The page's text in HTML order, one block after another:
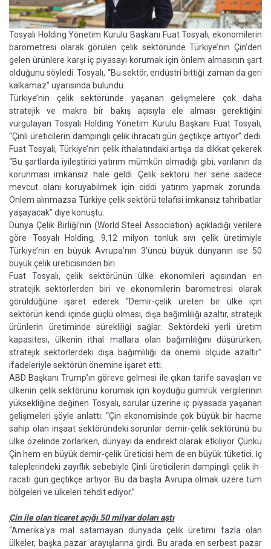
Tosyalı Holding Yönetim Kurulu Başkanı Fuat Tosyalı, ekonomilerin
barometresi olarak görülen çelik sektöründe Türkiye’nin Çin’den
gelen ürünlere karşı iç piyasayı korumak için önlem almasının şart
olduğunu söyledi. Tosyalı, “Bu sektör, endüstri bittiği zaman da geri
kalkamaz” uyarısında bulundu.
Türkiye’nin çelik sektörün­de yaşanan gelişmelere çok daha
stratejik ve makro bir bakış açısıyla ele alması gerektiği­ni
vurgulayan Tosyalı Holding Yö­netim Kurulu Başkanı Fuat Tos­yalı,
“Çinli üreticilerin dampingli çelik ihracatı gün geçtikçe artıyor” dedi.
Fuat Tosyalı, Türkiye’nin çelik ithalatındaki artışa da dik­kat çekerek
“Bu şartlarda iyileş­tirici yatırım mümkün olmadığı gibi, varılanın da
korunması im­kansız hale geldi. Çelik sektö­rü her sene sadece
mevcut olanı koruyabilmek için ciddi yatırım yapmak zorunda.
Önlem alın­mazsa Türkiye çelik sektörü tela­fisi imkansız tahribatlar
yaşaya­cak” diye konuştu.
Dünya Çelik Birliği’nin (World Steel Association) açıkladığı verilere
göre Tosyalı Holding, 9,12 milyon tonluk sıvı çelik üretimiyle
Türkiye’nin en büyük Avrupa’nın 3’üncü büyük dünyanın ise 50
büyük çelik üreticisinden biri.
Fuat Tosyalı, çelik sektörü­nün ülke ekonomileri açısından en
stratejik sektörlerden biri ve ekonomilerin barometresi olarak
görüldüğüne işaret ederek “Demir-çelik üreten bir ülke için
sektörün kendi içinde güçlü olması, dışa bağımlılığı azaltır, stratejik
ürünlerin üretiminde sürekliliği sağlar. Sektördeki yerli üretim
kapasitesi, ülkenin ithal mallara olan bağımlılığını düşürürken,
stratejik sektörlerdeki dışa bağımlılığı da önemli ölçüde azaltır”
ifadeleriyle sektörün önemi­ne işaret etti.
ABD Başkanı Trump’ın göreve gelmesi ile çıkan tarife savaşları ve
ülkenin çelik sektörünü koru­mak için koyduğu gümrük vergi­lerinin
yüksekliğine değinen Tos­yalı, sorular üzerine iç piyasada yaşanan
gelişmeleri şöyle anlattı: “Çin ekonomisinde çok büyük bir hacme
sahip olan inşaat sek­töründeki sorunlar demir-çelik sektörünü bu
ülke özelinde zor­larken, dünyayı da endirekt olarak etkiliyor. Çünkü
Çin hem en büyük demir-çelik üreticisi hem de en büyük tüketici. İç
taleple­rindeki zayıflık sebebiyle Çinli üreticilerin dampingli çelik ih­
racatı gün geçtikçe artıyor. Bu da başta Avrupa olmak üzere tüm
bölgeleri ve ülkeleri tehdit ediyor.”
Çin ile olan ticaret açığı 50 milyar doları aştı
“Amerika'ya mal satamayan dünyada çelik üretimi fazla olan
ülkeler, başka pazar arayışları­na girdi. Bu arada en serbest pa­zar